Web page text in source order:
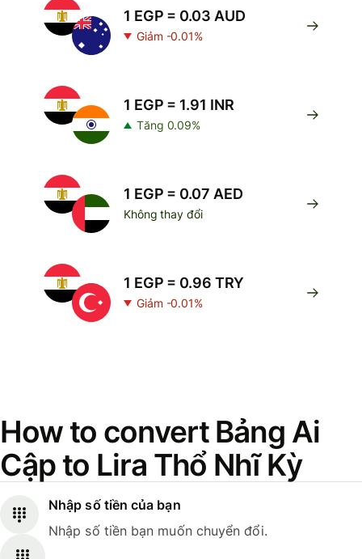
1 EGP = 0.03 AUD
Giảm -0.01%
1 EGP = 1.91 INR
Tăng 0.09%
1 EGP = 0.07 AED
Không thay đổi
1 EGP = 0.96 TRY
Giảm -0.01%
How to convert Bảng Ai
Cập to Lira Thổ Nhĩ Kỳ
Nhập số tiền của bạn
Nhập số tiền bạn muốn chuyển đổi.